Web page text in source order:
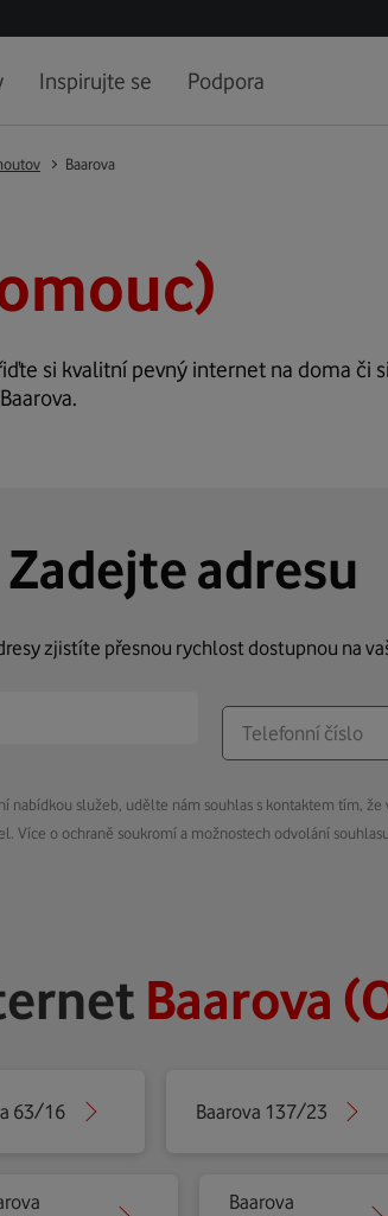
Inspirujte se Podpora
Baarova
si kvalitní pevný internet na doma či si
Zadejte adresu
zjistíte přesnou rychlost dostupnou na
nabídkou služeb, udělte nám souhlas s kontaktem tím,
Více o ochraně soukromí a možnostech odvolání
Baarova
63/16 Baarova 137/23
Baarova